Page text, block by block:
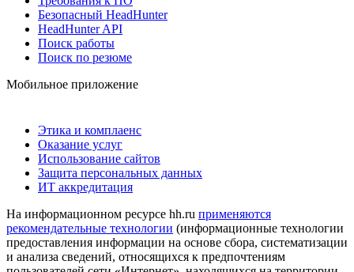
Безопасный HeadHunter
HeadHunter API
Поиск работы
Поиск по резюме
Мобильное приложение
Этика и комплаенс
Оказание услуг
Использование сайтов
Защита персональных данных
ИТ аккредитация
На информационном ресурсе hh.ru применяются
рекомендательные технологии (информационные технологии
предоставления информации на основе сбора, систематизации
и анализа сведений, относящихся к предпочтениям